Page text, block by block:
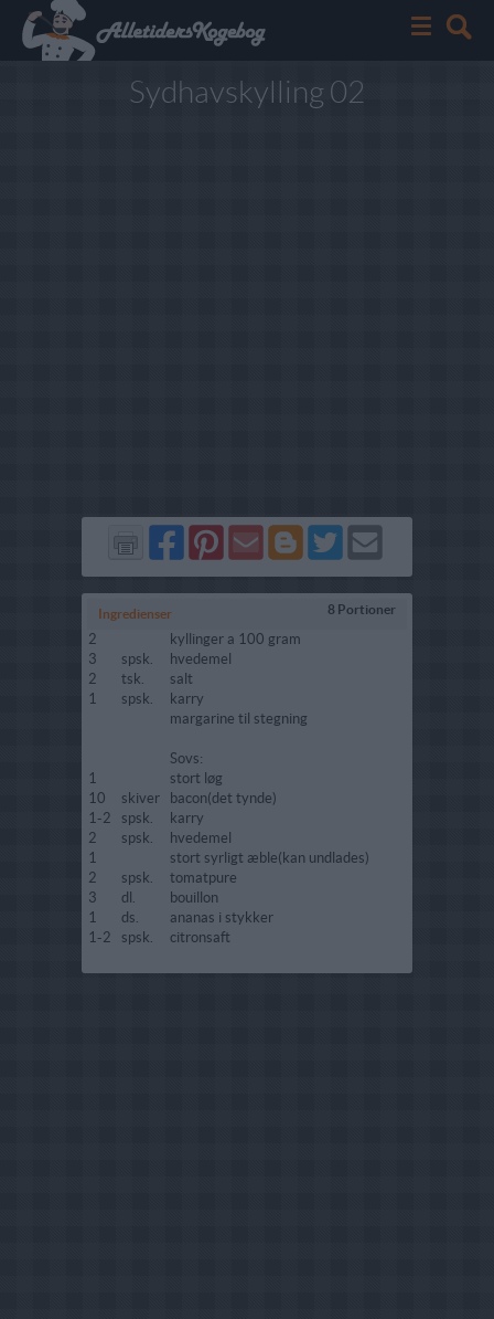
Sydhavskylling 02
Del
på
Facebook
Del
på
Pinterest
Send
via
GMail
Del
på
Blogger
Del
på
Twitter
Send
Ingredienser 8 Portioner
2
kyllinger a 100 gram
3
spsk.
hvedemel
2
tsk.
salt
1
spsk.
karry
margarine til stegning
Sovs:
1
stort løg
10
skiver
bacon(det tynde)
1-2
spsk.
karry
2
spsk.
hvedemel
1
stort syrligt æble(kan undlades)
2
spsk.
tomatpure
3
dl.
bouillon
1
ds.
ananas i stykker
1-2
spsk. citronsaft